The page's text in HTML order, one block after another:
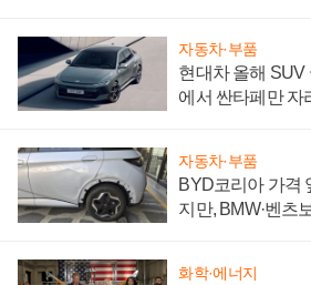
자동차·부품
현대차 올해 SUV
에서 싼타페만 자
자동차·부품
BYD코리아 가격
지만, BMW·벤츠
화학·에너지